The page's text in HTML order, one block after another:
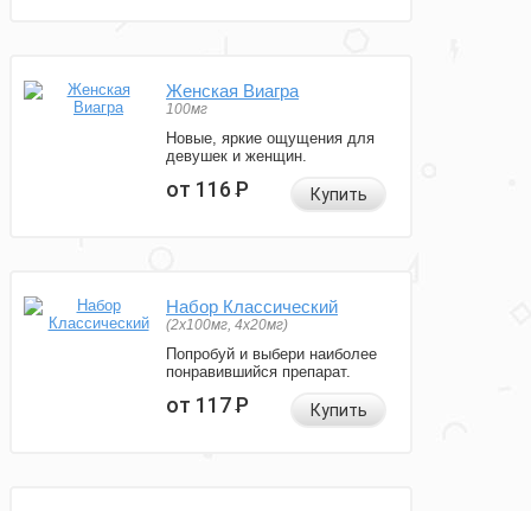
Женская Виагра
100мг
Новые, яркие ощущения для
девушек и женщин.
от 116Р Купить
Набор Классический
(2x100мг, 4x20мг)
Попробуй и выбери наиболее
понравившийся препарат.
от 117Р Купить